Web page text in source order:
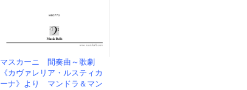
マスカーニ 間奏曲～歌劇
《カヴァレリア・ルスティカ
ーナ》より マンドラ＆マン